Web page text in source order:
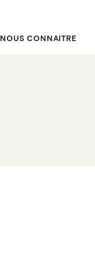
NOUS CONNAITRE